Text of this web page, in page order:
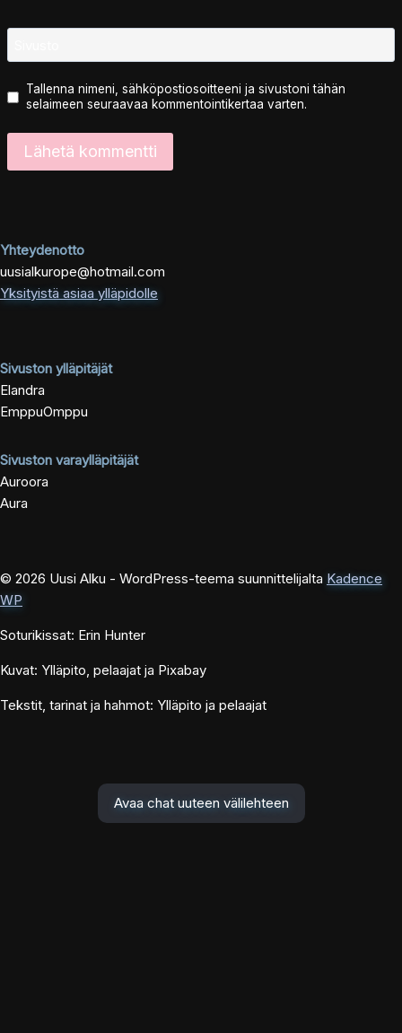
Tallenna nimeni, sähköpostiosoitteeni ja sivustoni tähän
selaimeen seuraavaa kommentointikertaa varten.
Yhteydenotto
uusialkurope@hotmail.com
Yksityistä asiaa ylläpidolle
Sivuston ylläpitäjät
Elandra
EmppuOmppu
Sivuston varaylläpitäjät
Auroora
Aura
© 2026 Uusi Alku - WordPress-teema suunnittelijalta Kadence
WP
Soturikissat: Erin Hunter
Kuvat: Ylläpito, pelaajat ja Pixabay
Tekstit, tarinat ja hahmot: Ylläpito ja pelaajat
Avaa chat uuteen välilehteen